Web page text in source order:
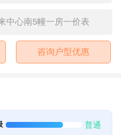
中心南5幢一房一价表
咨询户型优惠
普通